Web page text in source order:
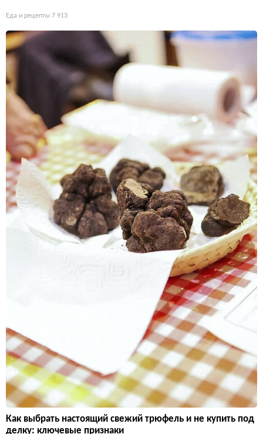
Еда и рецепты 7 913
Как выбрать настоящий свежий трюфель и не купить под
делку: ключевые признаки